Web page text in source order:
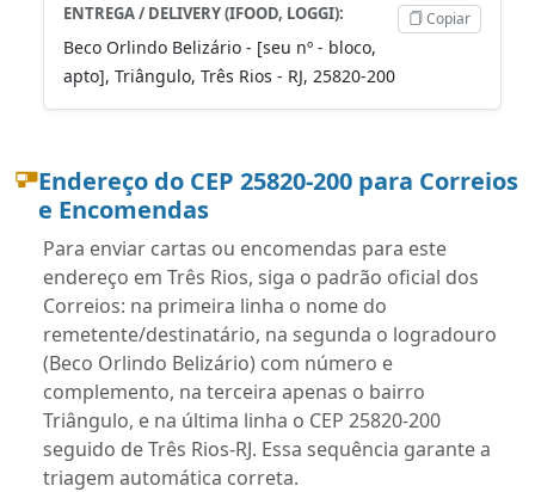
ENTREGA / DELIVERY (IFOOD, LOGGI):
Beco Orlindo Belizário - [seu nº - bloco,
apto], Triângulo, Três Rios - RJ, 25820-200
Copiar
Endereço do CEP 25820-200 para Correios
e Encomendas
Para enviar cartas ou encomendas para este
endereço em Três Rios, siga o padrão oficial dos
Correios: na primeira linha o nome do
remetente/destinatário, na segunda o logradouro
(Beco Orlindo Belizário) com número e
complemento, na terceira apenas o bairro
Triângulo, e na última linha o CEP 25820-200
seguido de Três Rios-RJ. Essa sequência garante a
triagem automática correta.